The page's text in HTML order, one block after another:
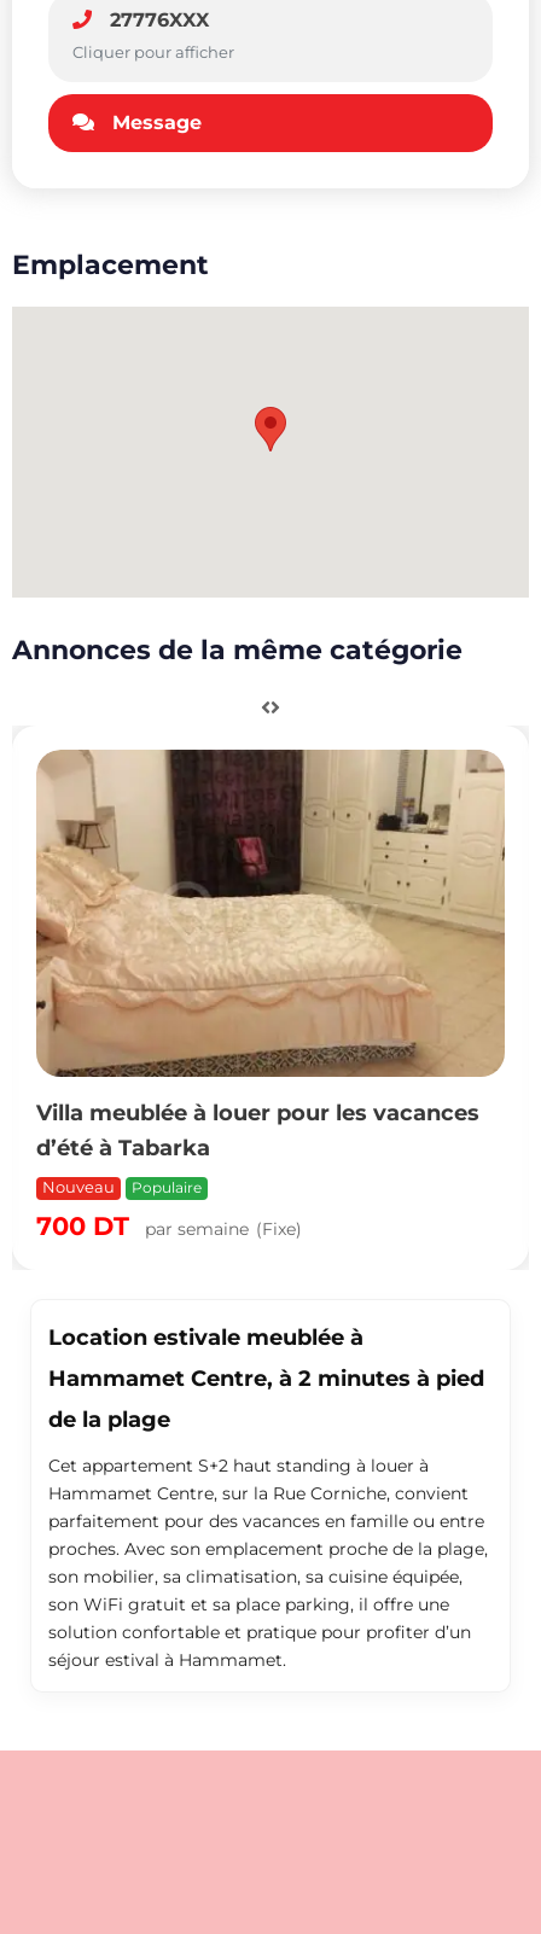
27776XXX
Cliquer pour afficher
Message
Emplacement
Annonces de la même catégorie
Villa meublée à louer pour les vacances
d’été à Tabarka
Nouveau Populaire
700 DT par semaine (Fixe)
Location estivale meublée à
Hammamet Centre, à 2 minutes à pied
de la plage
Cet appartement S+2 haut standing à louer à
Hammamet Centre, sur la Rue Corniche, convient
parfaitement pour des vacances en famille ou entre
proches. Avec son emplacement proche de la plage,
son mobilier, sa climatisation, sa cuisine équipée,
son WiFi gratuit et sa place parking, il offre une
solution confortable et pratique pour profiter d’un
séjour estival à Hammamet.